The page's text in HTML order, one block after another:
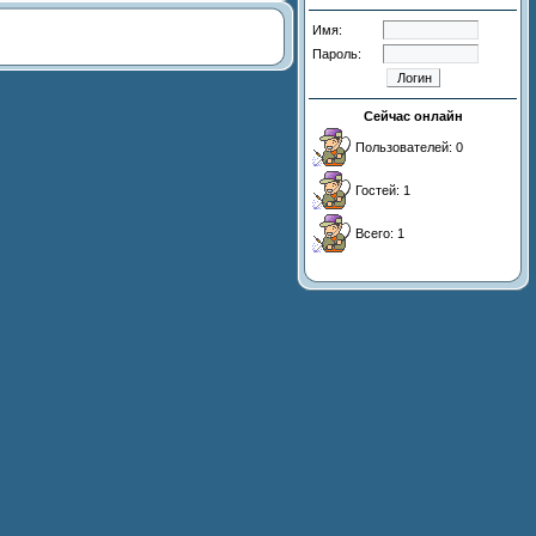
Имя:
Пароль:
Сейчас онлайн
Пользователей: 0
Гостей: 1
Всего: 1